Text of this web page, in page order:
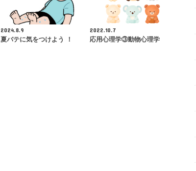
2024.8.9
夏バテに気をつけよう ！
2022.10.7
応用心理学③動物心理学